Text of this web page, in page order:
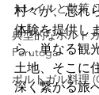
トレイルと散策
典型的なポルト
Porutoga
ポルトガル料理
村々が、忘れ
体験を提供し
ら、単なる観
土地、そこに
深く繋がる旅